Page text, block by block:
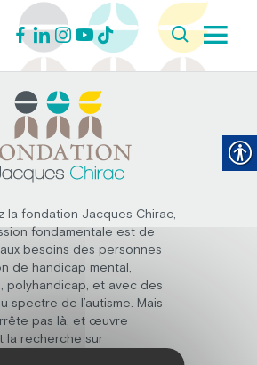
la fondation Jacques Chirac,
fondamentale est de
besoins des personnes
de handicap mental,
polyhandicap, et avec des
spectre de l’autisme. Mais
pas là, et œuvre
la recherche sur